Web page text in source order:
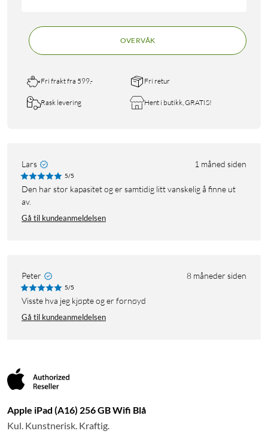
OVERVÅK
Fri frakt fra 599,- Fri retur
Rask levering Hent i butikk, GRATIS!
Lars 1 måned siden
5/5
Den har stor kapasitet og er samtidig litt vanskelig å finne ut
av.
Gå til kundeanmeldelsen
Peter 8 måneder siden
5/5
Visste hva jeg kjøpte og er fornøyd
Gå til kundeanmeldelsen
Apple iPad (A16) 256 GB Wifi Blå
Kul. Kunstnerisk. Kraftig.